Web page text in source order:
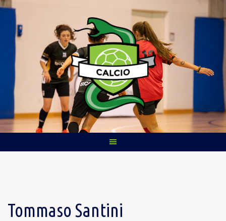
Skip
content
Tommaso Santini